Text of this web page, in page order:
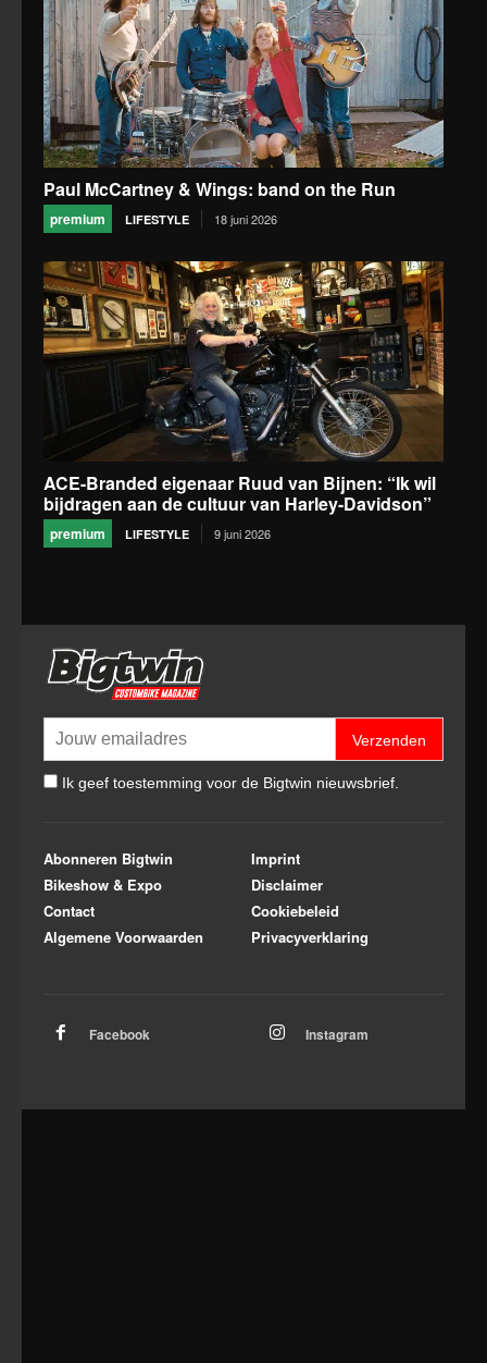
Paul McCartney & Wings: band on the Run
premium LIFESTYLE 18 juni 2026
ACE-Branded eigenaar Ruud van Bijnen: “Ik wil
bijdragen aan de cultuur van Harley-Davidson”
premium LIFESTYLE 9 juni 2026
Verzenden
Ik geef toestemming voor de Bigtwin nieuwsbrief.
Abonneren Bigtwin
Bikeshow & Expo
Contact
Algemene Voorwaarden
Imprint
Disclaimer
Cookiebeleid
Privacyverklaring
Facebook Instagram